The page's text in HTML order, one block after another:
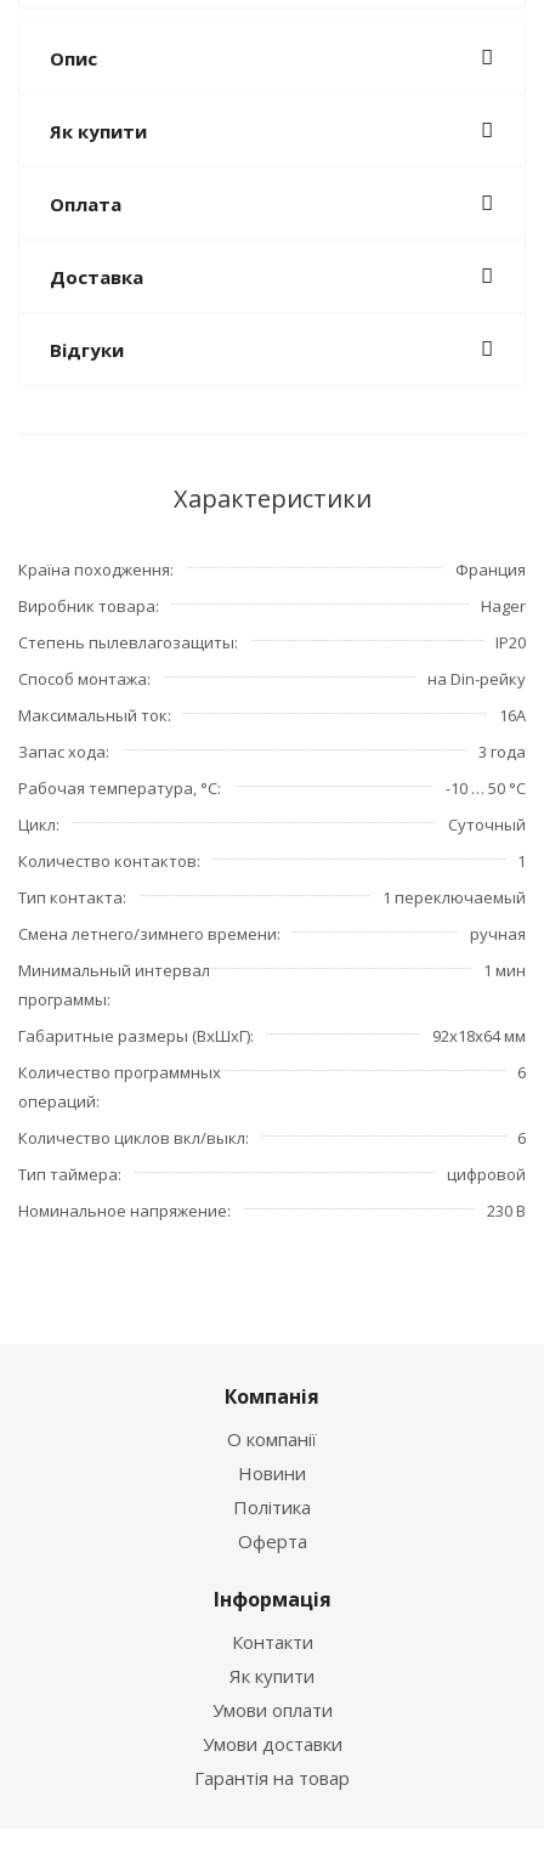
Опис
Як купити
Оплата
Доставка
Відгуки
Характеристики
Країна походження
Франция
Виробник товара
Hager
Степень пылевлагозащиты
IP20
Способ монтажа
на Din-рейку
Максимальный ток
16А
Запас хода
3 года
Рабочая температура, °С
-10 … 50 °C
Цикл
Суточный
Количество контактов
1
Тип контакта
1 переключаемый
Смена летнего/зимнего времени
ручная
Минимальный интервал
программы
1 мин
Габаритные размеры (ВхШхГ)
92х18х64 мм
Количество программных
операций
6
Количество циклов вкл/выкл
6
Тип таймера
цифровой
Номинальное напряжение
230 В
Компанія
О компанії
Новини
Політика
Оферта
Інформація
Контакти
Як купити
Умови оплати
Умови доставки
Гарантія на товар